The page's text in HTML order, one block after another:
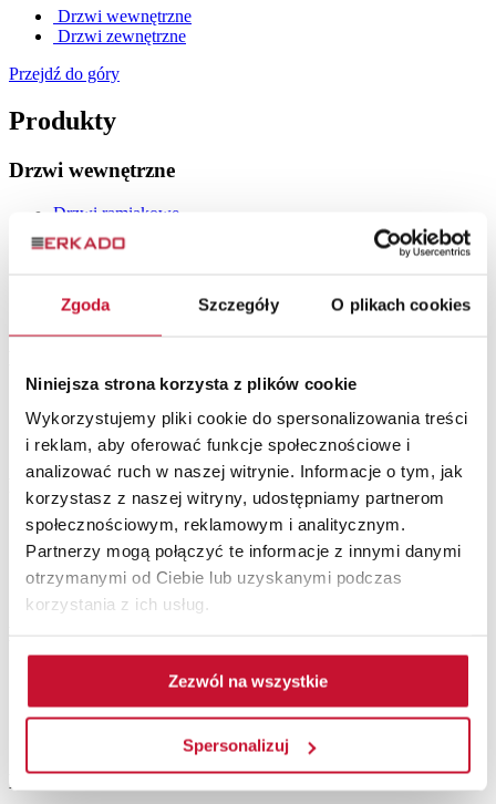
Zgoda Szczegóły O plikach cookies
Niniejsza strona korzysta z plików cookie
Wykorzystujemy pliki cookie do spersonalizowania treści
i reklam, aby oferować funkcje społecznościowe i
analizować ruch w naszej witrynie. Informacje o tym, jak
korzystasz z naszej witryny, udostępniamy partnerom
społecznościowym, reklamowym i analitycznym.
Partnerzy mogą połączyć te informacje z innymi danymi
otrzymanymi od Ciebie lub uzyskanymi podczas
korzystania z ich usług.
Zezwól na wszystkie
Spersonalizuj
Drzwi wewnętrzne
Drzwi zewnętrzne
Przejdź do góry
Produkty
Drzwi wewnętrzne
Drzwi ramiakowe
Drzwi szklane
Drzwi lakierowane
Drzwi wewnętrzne drewniane
Drzwi zewnętrzne drewniane
Drzwi do mieszkania
Pozostałe
Akcesoria
Ościeżnice
Lamele ścienne
Drzwi z intarsjami
Katalog drzwi wewnętrznych 2026
Katalog drzwi zewnętrznych drewnianych 2026
Katalog drzwi stalowych 2026
Wszystkie katalogi
Przeznaczenie